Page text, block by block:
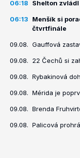
06:18 Shelton
06:13
Menšík si
čtvrtfinále
09.08. Gauffová
09.08. 22 Čechů si
09.08. Rybakinová
09.08. Mérida je
09.08. Brenda
09.08. Palicová